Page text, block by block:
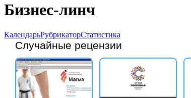
Бизнес-линч
КалендарьРубрикаторСтатистика
Случайные рецензии